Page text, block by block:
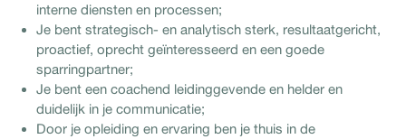
interne diensten en processen;
Je bent strategisch- en analytisch sterk, resultaatgericht,
proactief, oprecht geïnteresseerd en een goede
sparringpartner;
Je bent een coachend leidinggevende en helder en
duidelijk in je communicatie;
Door je opleiding en ervaring ben je thuis in de